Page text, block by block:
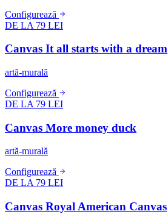
Configurează
DE LA 79 LEI
Canvas It all starts with a dream
artă-murală
Configurează
DE LA 79 LEI
Canvas More money duck
artă-murală
Configurează
DE LA 79 LEI
Canvas Royal American Canvas